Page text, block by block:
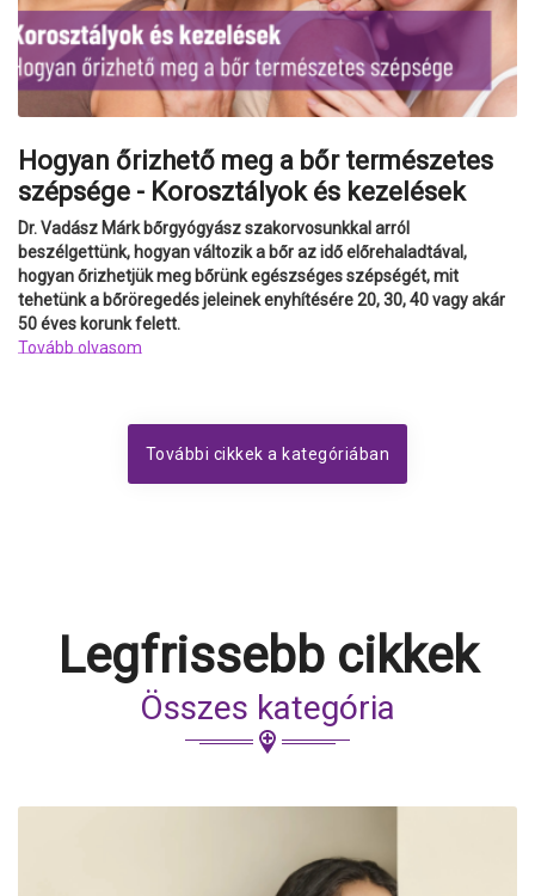
Hogyan őrizhető meg a bőr természetes
szépsége - Korosztályok és kezelések
Dr. Vadász Márk bőrgyógyász szakorvosunkkal arról
beszélgettünk, hogyan változik a bőr az idő előrehaladtával,
hogyan őrizhetjük meg bőrünk egészséges szépségét, mit
tehetünk a bőröregedés jeleinek enyhítésére 20, 30, 40 vagy akár
50 éves korunk felett.
Tovább olvasom
További cikkek a kategóriában
Legfrissebb cikkek
Összes kategória